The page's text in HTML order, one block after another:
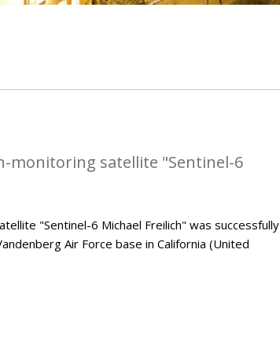
monitoring satellite "Sentinel-6
"Sentinel-6 Michael Freilich" was successfully
Air Force base in California (United